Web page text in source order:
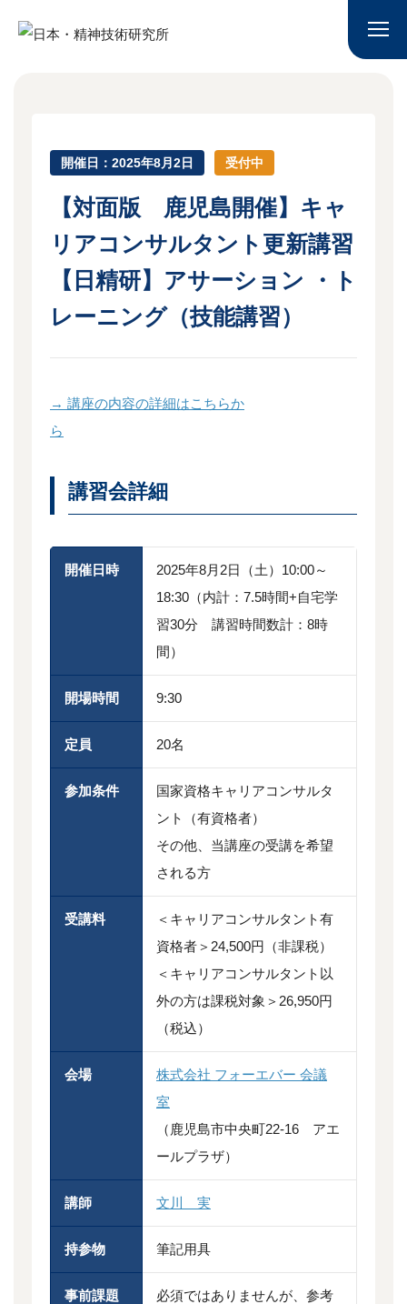
開催日：2025年8月2日 受付中
【対面版 鹿児島開催】キャ
リアコンサルタント更新講習
【日精研】アサーション ・ト
レーニング（技能講習）
→ 講座の内容の詳細はこちらか
ら
講習会詳細
開催日時
2025年8月2日（土）10:00～
18:30（内計：7.5時間+自宅学
習30分 講習時間数計：8時
間）
開場時間 9:30
定員 20名
参加条件
国家資格キャリアコンサルタ
ント（有資格者）
その他、当講座の受講を希望
される方
受講料
＜キャリアコンサルタント有
資格者＞24,500円（非課税）
＜キャリアコンサルタント以
外の方は課税対象＞26,950円
（税込）
会場
株式会社 フォーエバー 会議
室
（鹿児島市中央町22-16 アエ
ールプラザ）
講師 文川 実
持参物 筆記用具
事前課題
必須ではありませんが、参考